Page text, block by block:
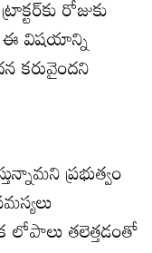
రోజుకు
ఈ విషయాన్ని
కరువైందని
ప్రభుత్వం
లోపాలు తలెత్తడంతో